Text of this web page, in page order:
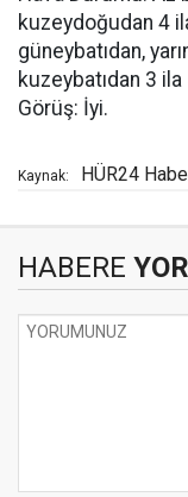
kuzeydoğudan 4
güneybatıdan,
kuzeybatıdan 3
Görüş: İyi.
Kaynak: HÜR24
HABERE